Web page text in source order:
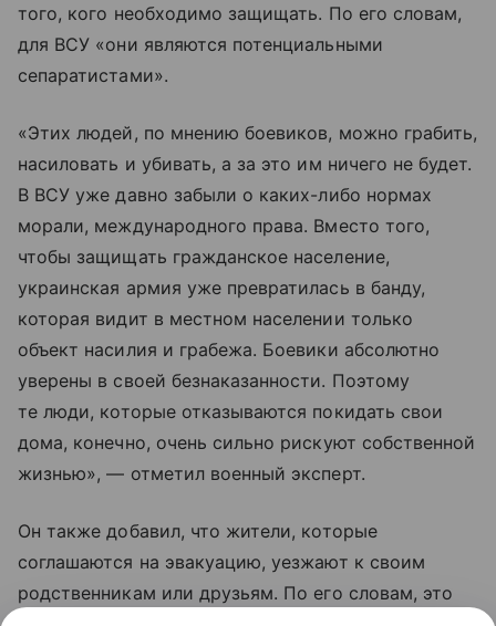
того, кого необходимо защищать. По его словам,
для ВСУ «они являются потенциальными
сепаратистами».
«Этих людей, по мнению боевиков, можно грабить,
насиловать и убивать, а за это им ничего не будет.
В ВСУ уже давно забыли о каких-либо нормах
морали, международного права. Вместо того,
чтобы защищать гражданское население,
украинская армия уже превратилась в банду,
которая видит в местном населении только
объект насилия и грабежа. Боевики абсолютно
уверены в своей безнаказанности. Поэтому
те люди, которые отказываются покидать свои
дома, конечно, очень сильно рискуют собственной
жизнью», — отметил военный эксперт.
Он также добавил, что жители, которые
соглашаются на эвакуацию, уезжают к своим
родственникам или друзьям. По его словам, это